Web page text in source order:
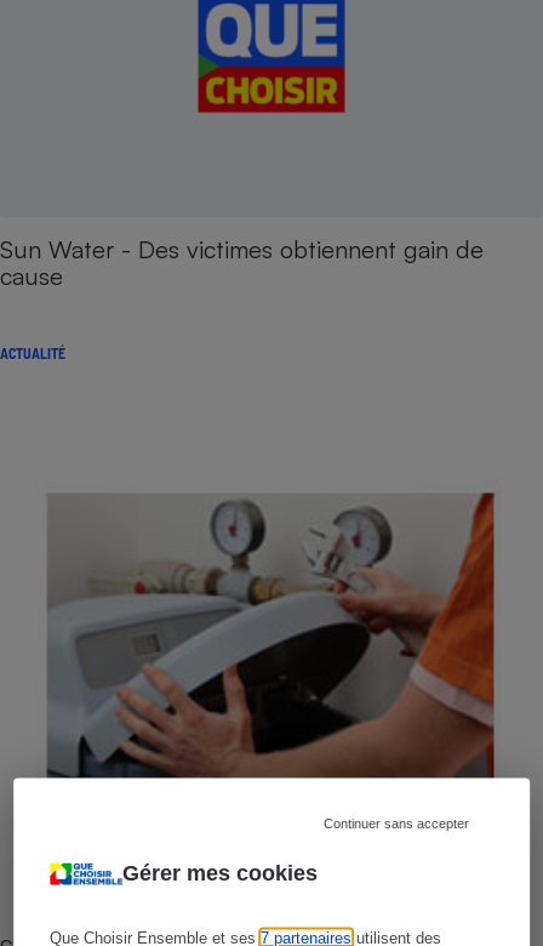
Gérer mes cookies
Que Choisir Ensemble et ses7 partenaires utilisent des
Continuer sans accepter
Sun Water - Des victimes obtiennent gain de
cause
ACTUALITÉ